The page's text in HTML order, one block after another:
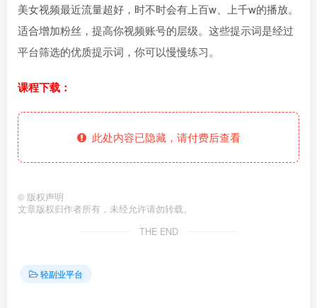
美女视频最近流量超好，时不时会有上百w、上千w的播放。
适合增加粉丝，提高你视频账号的层级。这些提示词是经过
平台筛选的优质提示词，你可以慢慢练习。
课程下载：
此处内容已隐藏，请付费后查看
© 版权声明
文章版权归作者所有，未经允许请勿转载。
THE END
轻副业平台